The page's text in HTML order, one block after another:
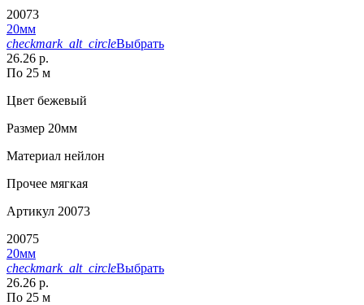
20073
20мм
checkmark_alt_circleВыбрать
26.26 р.
По 25 м
Цвет бежевый
Размер 20мм
Материал нейлон
Прочее мягкая
Артикул 20073
20075
20мм
checkmark_alt_circleВыбрать
26.26 р.
По 25 м